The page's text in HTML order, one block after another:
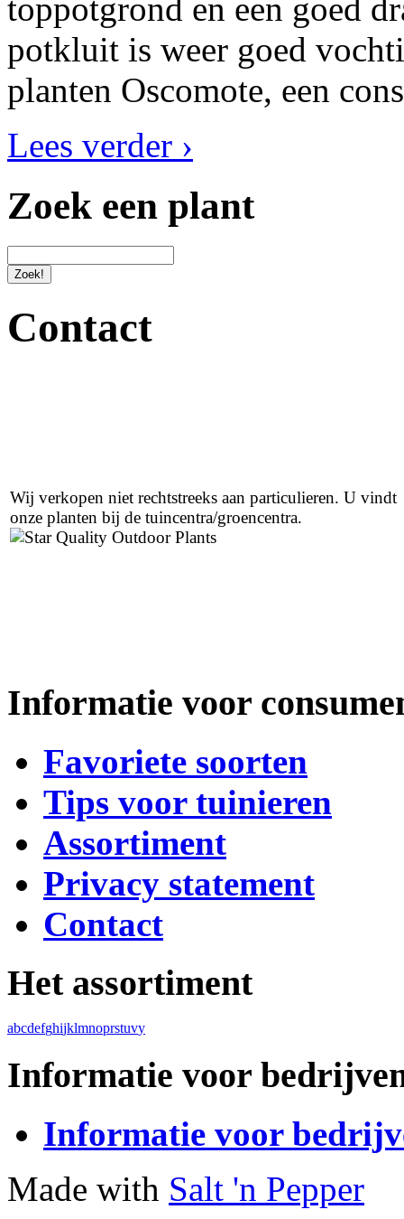
toppotgrond en een goed
potkluit is weer goed
planten Oscomote, een
Lees verder ›
Zoek een plant
Contact
Wij verkopen niet rechtstreeks aan particulieren. U vindt
onze planten bij de tuincentra/groencentra.
Informatie voor
Favoriete soorten
Tips voor tuinieren
Assortiment
Privacy statement
Contact
Het assortiment
abcdefghijklmnoprstuvy
Informatie voor
Informatie voor
Made with Salt 'n Pepper